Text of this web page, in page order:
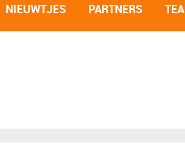
NIEUWTJES PARTNERS